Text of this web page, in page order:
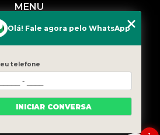
MENU
HOME
BLOG
CONTATO
CATEGORIAS
Olá! Fale agora pelo WhatsApp
telefone
INICIAR CONVERSA